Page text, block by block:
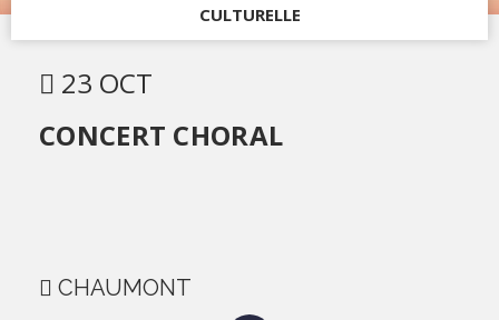
CULTURELLE
23 OCT
CONCERT CHORAL
CHAUMONT